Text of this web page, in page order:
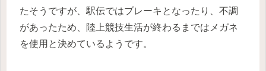
たそうですが、駅伝ではブレーキとなったり、不調
があったため、陸上競技生活が終わるまではメガネ
を使用と決めているようです。